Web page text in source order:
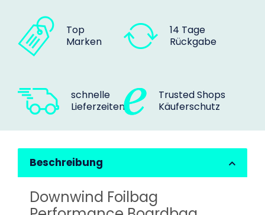
Top
Marken
14 Tage
Rückgabe
schnelle
Lieferzeiten
Trusted Shops
Käuferschutz
Beschreibung
Downwind Foilbag